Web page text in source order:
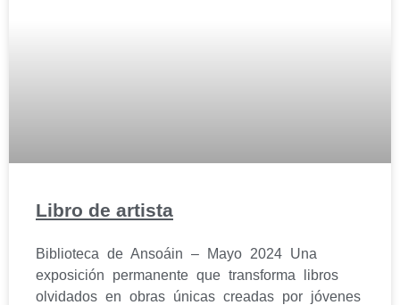
Libro de artista
Biblioteca de Ansoáin – Mayo 2024 Una
exposición permanente que transforma libros
olvidados en obras únicas creadas por jóvenes